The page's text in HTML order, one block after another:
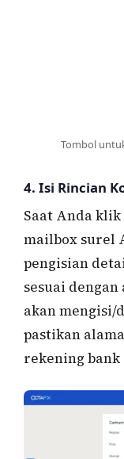
Tombol
4. Isi Rincian
Saat Anda
mailbox surel
pengisian
sesuai
akan mengisi/
pastikan
rekening bank